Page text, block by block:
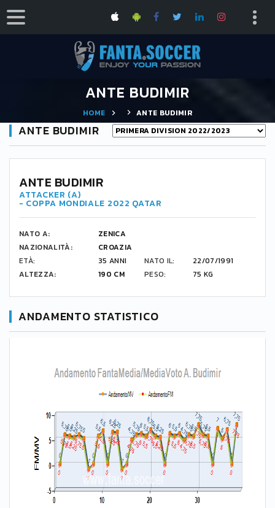
ANTE BUDIMIR
HOME ANTE BUDIMIR
ANTE BUDIMIR
17
ANTE BUDIMIR
ATTACKER (A)
- COPPA MONDIALE 2022 QATAR
NATO A:
ZENICA
NAZIONALITÀ:
CROAZIA
ETÀ:
35 ANNI NATO IL:
22/07/1991
ALTEZZA:
190 CM PESO: 75 KG
ANDAMENTO STATISTICO